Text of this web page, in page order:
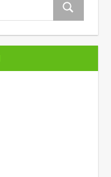
Zoeken